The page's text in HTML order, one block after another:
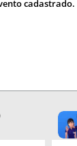
cadastrado.